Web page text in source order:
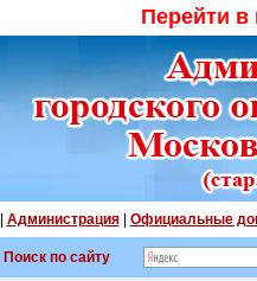
Перейти
Администрация| Официальные
Поиск по сайту